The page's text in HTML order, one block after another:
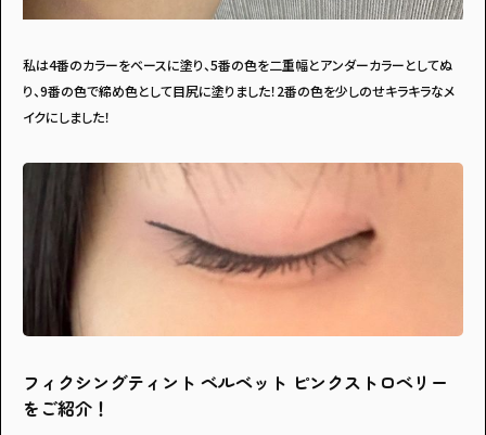
私は4番のカラーをベースに塗り、5番の色を二重幅とアンダーカラーとしてぬ
り、9番の色で締め色として目尻に塗りました！2番の色を少しのせキラキラなメ
イクにしました！
フィクシングティント ベルベット ピンクストロベリー
をご紹介！